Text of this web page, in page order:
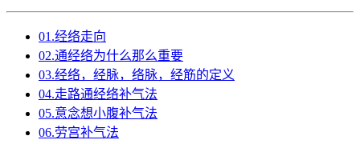
01.经络走向
02.通经络为什么那么重要
03.经络，经脉，络脉，经筋的定义
04.走路通经络补气法
05.意念想小腹补气法
06.劳宫补气法